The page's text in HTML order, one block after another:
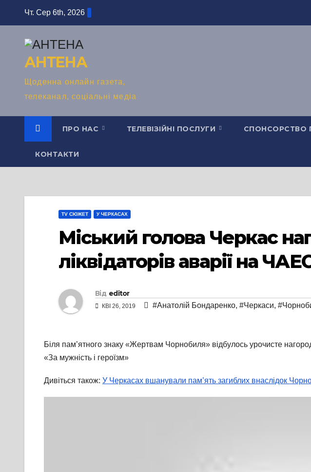
Чт. Сер 6th, 2026
АНТЕНА
Щоденна онлайн газета,
телеканал, соціальні медіа
ПРО НАС ТЕЛЕВІЗІЙНІ ПОСЛУГИ СПОНСОРСТВО
КОНТАКТИ
TV СЮЖЕТ У ЧЕРКАСАХ
Міський голова Черкас
ліквідаторів аварії на
Від editor
КВІ 26, 2019 #Анатолій Бондаренко, #Черкаси,
Біля пам’ятного знаку «Жертвам Чорнобиля» відбулось урочисте
«За мужність і героїзм»
Дивіться також: У Черкасах вшанували пам’ять загиблих внаслідок